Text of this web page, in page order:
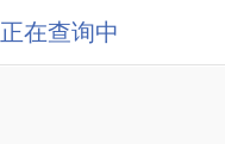
正在查询中